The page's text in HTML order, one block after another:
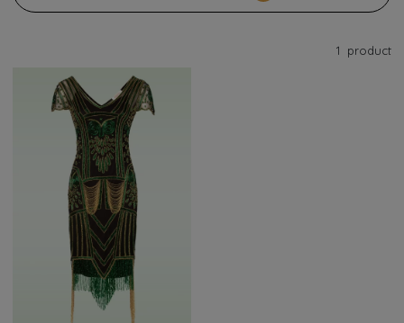
1 product